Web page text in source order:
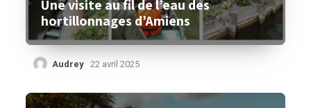
Une visite au fil de l’eau des
hortillonnages d’Amiens
Audrey 22 avril 2025